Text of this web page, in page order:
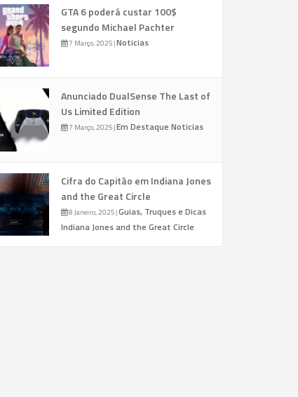
GTA 6 poderá custar 100$
segundo Michael Pachter
7 Março, 2025|Noticias
Anunciado DualSense The Last of
Us Limited Edition
7 Março, 2025|Em Destaque Noticias
Cifra do Capitão em Indiana Jones
and the Great Circle
8 Janeiro, 2025|Guias, Truques e Dicas
Indiana Jones and the Great Circle